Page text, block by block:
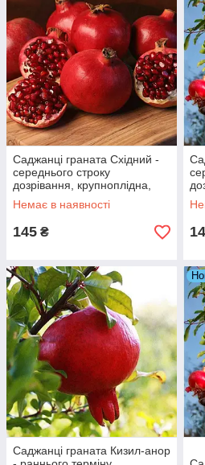
Саджанці граната Східний -
середнього строку
дозрівання, крупноплідна,
промисловий
Немає в наявності
145 ₴
Саджанці граната Кизил-анор